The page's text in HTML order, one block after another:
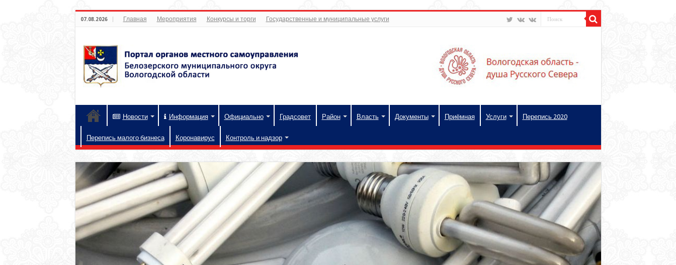
07.08.2026 Главная Мероприятия Конкурсы и торги Государственные и муниципальные услуги
Новости Информация Официально Градсовет Район Власть Документы Приёмная Услуги Перепись 2020
Перепись малого бизнеса Коронавирус Контроль и надзор